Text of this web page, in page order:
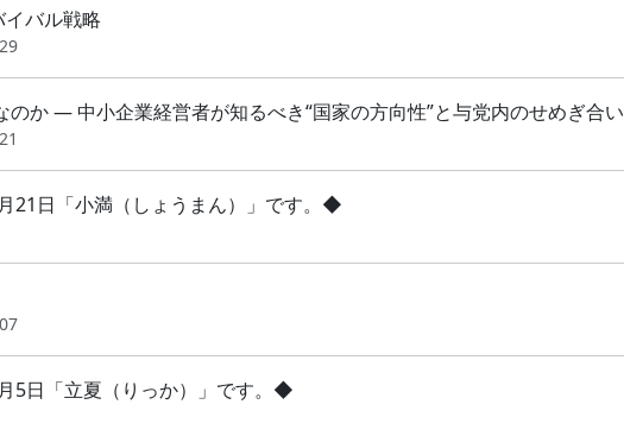
イバル戦略
か ― 中小企業経営者が知るべき“国家の方向性”と与党内のせめぎ合い
日「小満（しょうまん）」です。◆
日「立夏（りっか）」です。◆